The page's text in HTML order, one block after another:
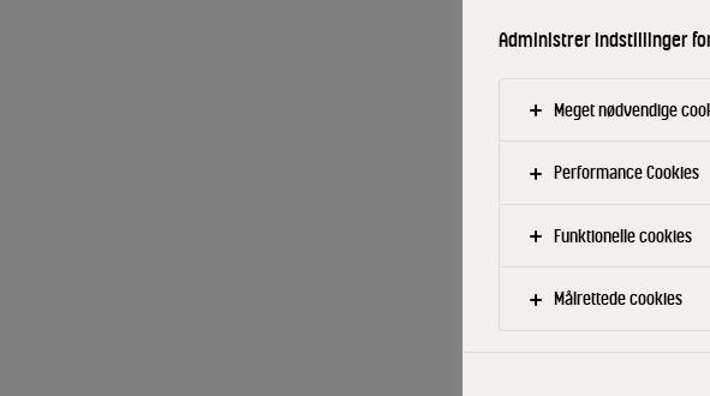
Administrer indstillinger
Meget nødvendige
Performance Cookies
Funktionelle cookies
Målrettede cookies